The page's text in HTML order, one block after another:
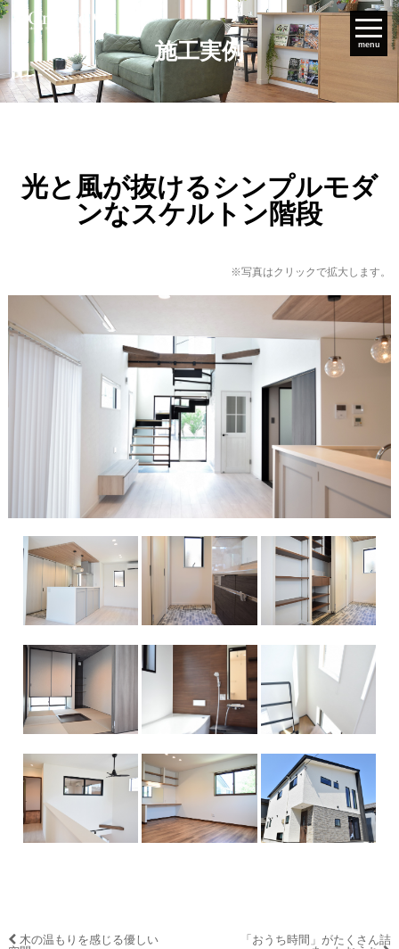
menu
施工実例
光と風が抜けるシンプルモダ
ンなスケルトン階段
※写真はクリックで拡大します。
木の温もりを感じる優しい
「おうち時間」がたくさん詰